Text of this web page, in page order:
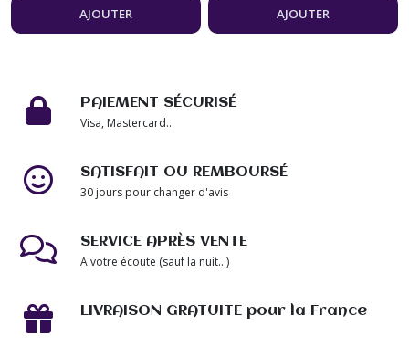
bijou femmeAJOUTER
coton ciré noir
45/50 cm bijou
AJOUTER
PAIEMENT SÉCURISÉ
Visa, Mastercard...
SATISFAIT OU REMBOURSÉ
30 jours pour changer d'avis
SERVICE APRÈS VENTE
A votre écoute (sauf la nuit...)
LIVRAISON GRATUITE pour la France